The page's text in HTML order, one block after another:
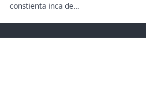
constienta inca de…